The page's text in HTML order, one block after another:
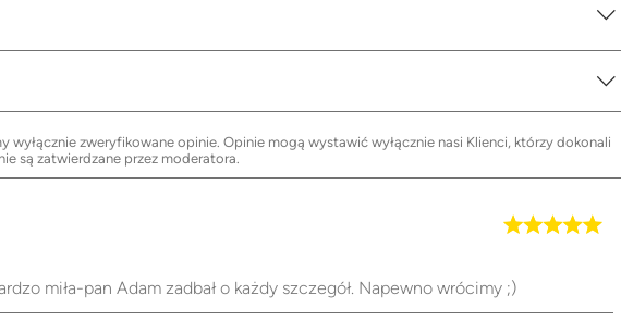
wyłącznie zweryfikowane opinie. Opinie mogą wystawić wyłącznie nasi Klienci, którzy dokonali
są zatwierdzane przez moderatora.
miła-pan Adam zadbał o każdy szczegół. Napewno wrócimy ;)